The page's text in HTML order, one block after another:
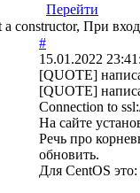
Перейти
constructor, При
#
15.01.2022
[QUOTE]
[QUOTE]
Connection to
На сайте
Речь про
обновить.
Для CentOS это: